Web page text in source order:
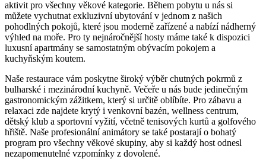
aktivit pro všechny věkové kategorie. Během pobytu u nás si
můžete vychutnat exkluzivní ubytování v jednom z našich
pohodlných pokojů, které jsou moderně zařízené a nabízí nádherný
výhled na moře. Pro ty nejnáročnější hosty máme také k dispozici
luxusní apartmány se samostatným obývacím pokojem a
kuchyňským koutem.
Naše restaurace vám poskytne široký výběr chutných pokrmů z
bulharské i mezinárodní kuchyně. Večeře u nás bude jedinečným
gastronomickým zážitkem, který si určitě oblíbíte. Pro zábavu a
relaxaci zde najdete krytý i venkovní bazén, wellness centrum,
dětský klub a sportovní vyžití, včetně tenisových kurtů a golfového
hřiště. Naše profesionální animátory se také postarají o bohatý
program pro všechny věkové skupiny, aby si každý host odnesl
nezapomenutelné vzpomínky z dovolené.